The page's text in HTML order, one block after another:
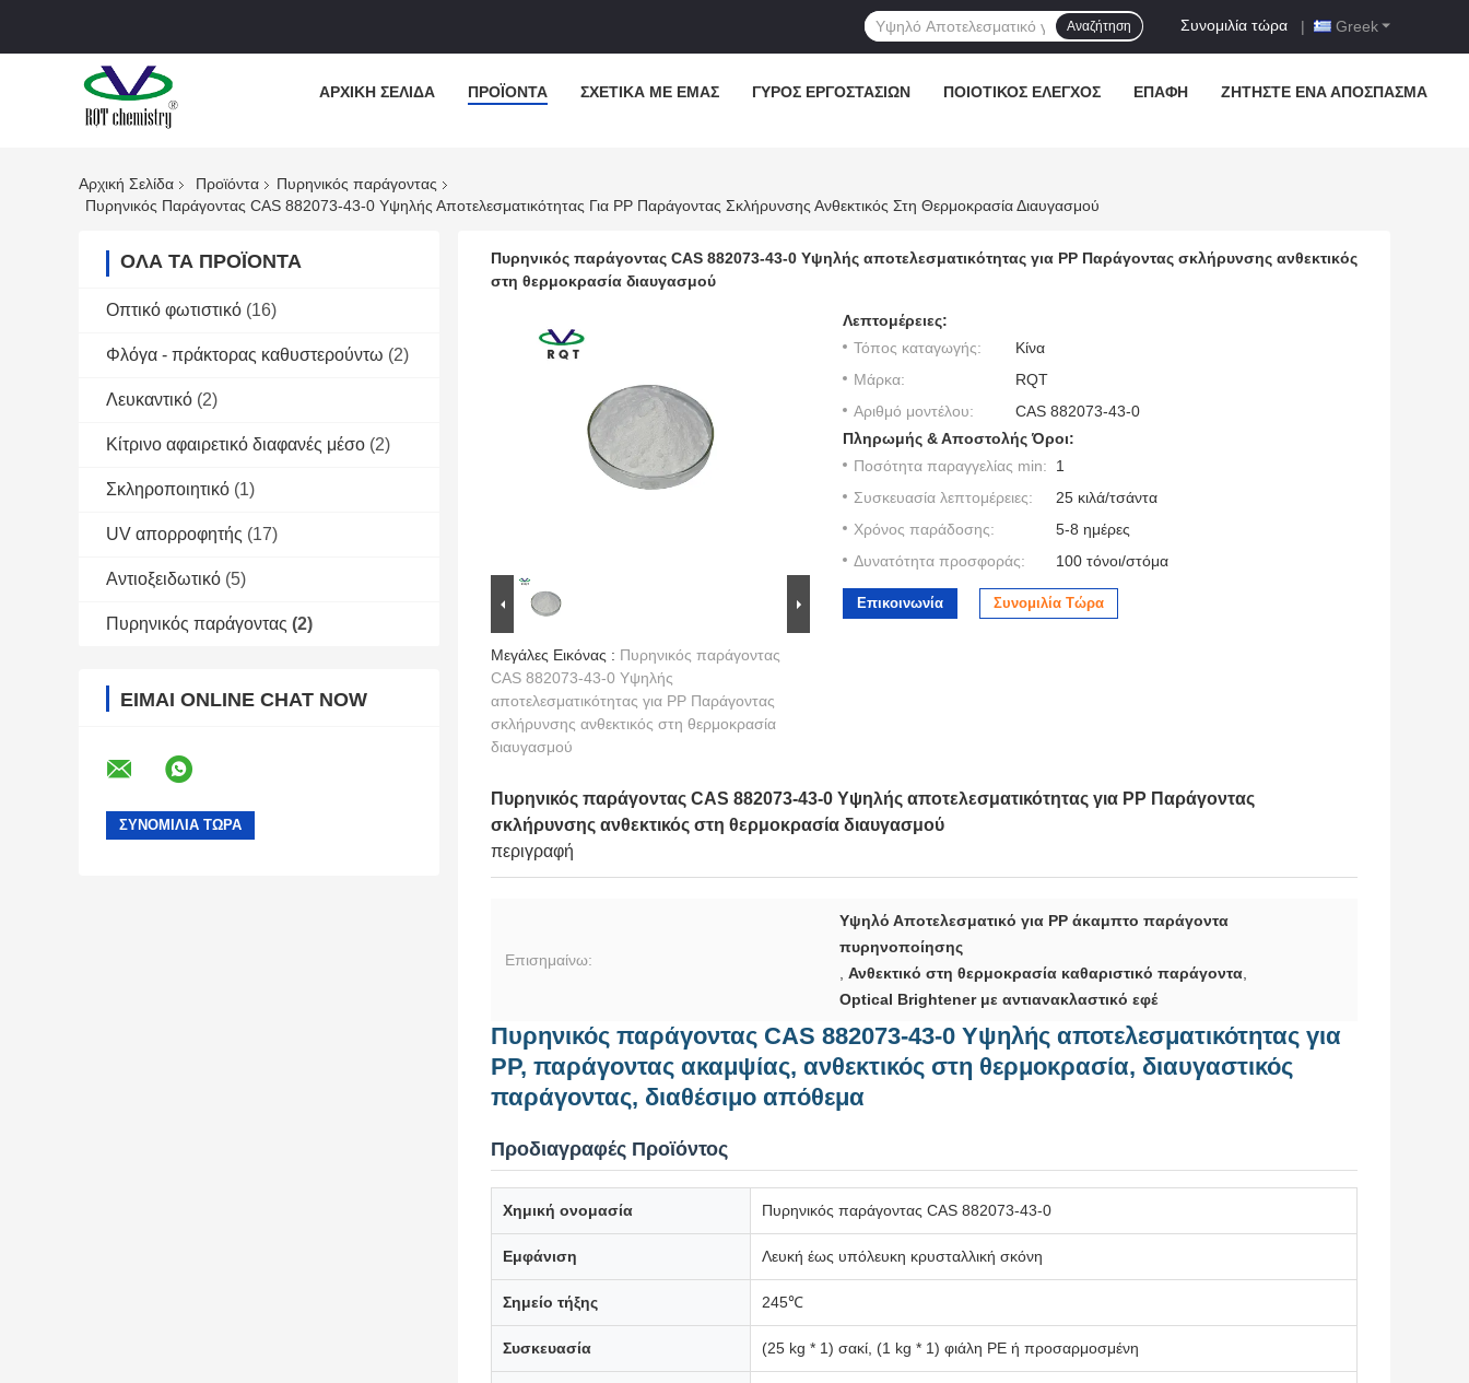
Greek
Συνομιλία τώρα |
Αναζήτηση
ΑΡΧΙΚΉ ΣΕΛΊΔΑ ΠΡΟΪΌΝΤΑ ΣΧΕΤΙΚΆ ΜΕ ΕΜΆΣ ΓΎΡΟΣ ΕΡΓΟΣΤΑΣΊΩΝ ΠΟΙΟΤΙΚΌΣ ΈΛΕΓΧΟΣ ΕΠΑΦΉ ΖΗΤΉΣΤΕ ΈΝΑ ΑΠΌΣΠΑΣΜΑ
Αρχική Σελίδα Προϊόντα
Πυρηνικός παράγοντας
Πυρηνικός Παράγοντας CAS 882073-43-0 Υψηλής Αποτελεσματικότητας Για PP Παράγοντας Σκλήρυνσης Ανθεκτικός Στη Θερμοκρασία Διαυγασμού
ΌΛΑ ΤΑ ΠΡΟΪΌΝΤΑ
Οπτικό φωτιστικό (16)
Φλόγα - πράκτορας καθυστερούντω (2)
Λευκαντικό (2)
Κίτρινο αφαιρετικό διαφανές μέσο (2)
Σκληροποιητικό (1)
UV απορροφητής (17)
Αντιοξειδωτικό (5)
Πυρηνικός παράγοντας (2)
ΕΊΜΑΙ ONLINE CHAT NOW
Πυρηνικός παράγοντας CAS 882073-43-0 Υψηλής αποτελεσματικότητας για PP Παράγοντας σκλήρυνσης ανθεκτικός
στη θερμοκρασία διαυγασμού
Μεγάλες Εικόνας : Πυρηνικός παράγοντας
CAS 882073-43-0 Υψηλής
αποτελεσματικότητας για PP Παράγοντας
σκλήρυνσης ανθεκτικός στη θερμοκρασία
διαυγασμού
Λεπτομέρειες:
Τόπος καταγωγής:
Κίνα
Μάρκα:
RQT
Αριθμό μοντέλου:
CAS 882073-43-0
Πληρωμής & Αποστολής Όροι:
Ποσότητα παραγγελίας min:
1
Συσκευασία λεπτομέρειες:
25 κιλά/τσάντα
Χρόνος παράδοσης:
5-8 ημέρες
Δυνατότητα προσφοράς:
100 τόνοι/στόμα
Επικοινωνία Συνομιλία Τώρα
Πυρηνικός παράγοντας CAS 882073-43-0 Υψηλής αποτελεσματικότητας για PP Παράγοντας
σκλήρυνσης ανθεκτικός στη θερμοκρασία διαυγασμού
περιγραφή
Επισημαίνω:
Υψηλό Αποτελεσματικό για ΡΡ άκαμπτο παράγοντα
πυρηνοποίησης
Ανθεκτικό στη θερμοκρασία καθαριστικό παράγοντα
Optical Brightener με αντιανακλαστικό εφέ
Πυρηνικός παράγοντας CAS 882073-43-0 Υψηλής αποτελεσματικότητας για
PP, παράγοντας ακαμψίας, ανθεκτικός στη θερμοκρασία, διαυγαστικός
παράγοντας, διαθέσιμο απόθεμα
Προδιαγραφές Προϊόντος
Χημική ονομασία Πυρηνικός παράγοντας CAS 882073-43-0
Εμφάνιση Λευκή έως υπόλευκη κρυσταλλική σκόνη
Σημείο τήξης 245℃
Συσκευασία (25 kg * 1) σακί, (1 kg * 1) φιάλη PE ή προσαρμοσμένη